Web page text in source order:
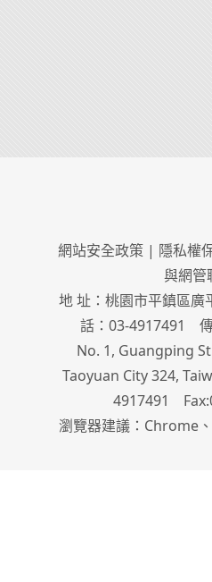
網站安全政策 | 隱私權
與網管
地 址：桃園市平鎮區廣
話：03-4917491
No. 1, Guangping
Taoyuan City 324,
4917491
瀏覽器建議：Chrome